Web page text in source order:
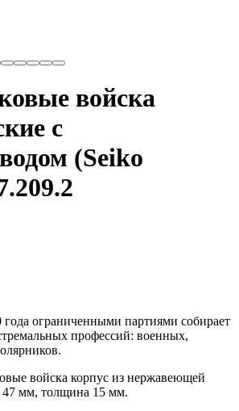
войска
с
(Seiko
года ограниченными партиями собирает
профессий: военных,
войска корпус из нержавеющей
47 мм, толщина 15 мм.